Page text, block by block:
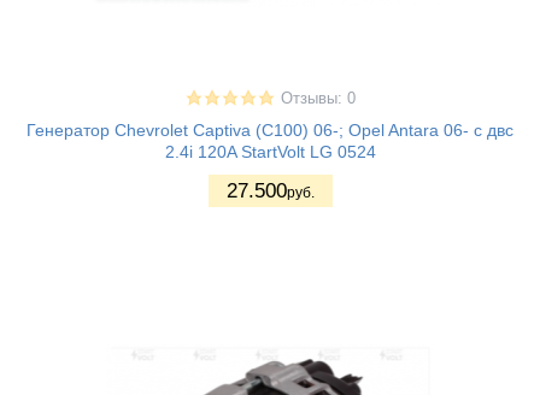
Отзывы: 0
Генератор Chevrolet Captiva (C100) 06-; Opel Antara 06- с двс
2.4i 120A StartVolt LG 0524
27.500руб.